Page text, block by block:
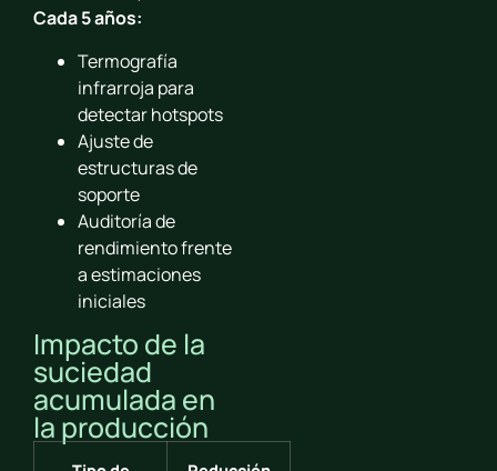
Cada 5 años:
Termografía
infrarroja para
detectar hotspots
Ajuste de
estructuras de
soporte
Auditoría de
rendimiento frente
a estimaciones
iniciales
Impacto de la
suciedad
acumulada en
la producción